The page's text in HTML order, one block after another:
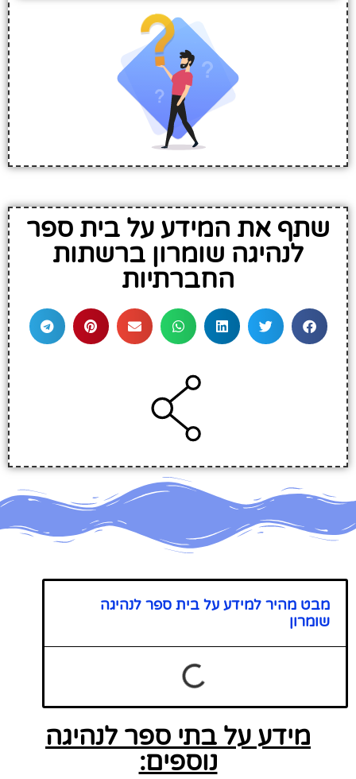
שתף את המידע על בית ספר
לנהיגה שומרון ברשתות
החברתיות
מבט מהיר למידע על בית ספר לנהיגה
שומרון
מידע על בתי ספר לנהיגה
נוספים: